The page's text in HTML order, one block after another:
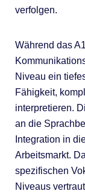
verfolgen.
Während das
Niveau ein
Fähigkeit,
interpretieren.
an die
Integration in
Arbeitsmarkt.
spezifischen
Niveaus